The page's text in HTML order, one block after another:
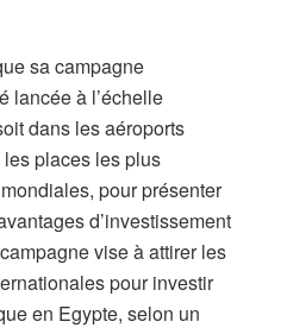
sa campagne
lancée à l’échelle
dans les aéroports
places les plus
pour présenter
d’investissement
vise à attirer les
pour investir
en Egypte, selon un